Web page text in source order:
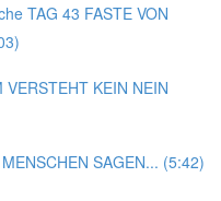
TAG 43 FASTE VON
VERSTEHT KEIN NEIN
SAGEN... (5:42)